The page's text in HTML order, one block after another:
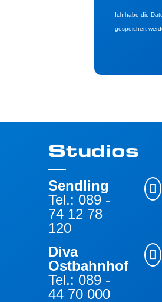
Ich habe die
gespeichert
Studios
Sendling
Tel.: 089 -
74 12 78
120
Diva
Ostbahnhof
Tel.: 089 -
44 70 000